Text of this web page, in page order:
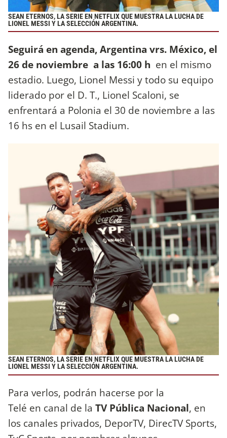
SEAN ETERNOS, LA SERIE EN NETFLIX QUE MUESTRA LA LUCHA DE
LIONEL MESSI Y LA SELECCIÓN ARGENTINA.
Seguirá en agenda, Argentina vrs. México, el
26 de noviembre a las 16:00 h en el mismo
estadio. Luego, Lionel Messi y todo su equipo
liderado por el D. T., Lionel Scaloni, se
enfrentará a Polonia el 30 de noviembre a las
16 hs en el Lusail Stadium.
SEAN ETERNOS, LA SERIE EN NETFLIX QUE MUESTRA LA LUCHA DE
LIONEL MESSI Y LA SELECCIÓN ARGENTINA.
Para verlos, podrán hacerse por la
Telé en canal de la TV Pública Nacional, en
los canales privados, DeporTV, DirecTV Sports,